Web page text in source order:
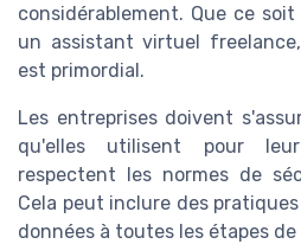
considérablement. Que ce
un assistant virtuel
est primordial.
Les entreprises doivent
qu'elles utilisent pour
respectent les normes de
Cela peut inclure des
données à toutes les étapes